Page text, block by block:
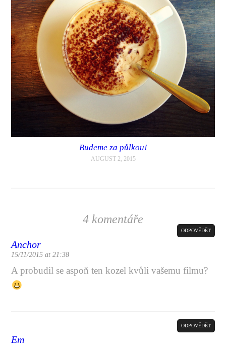
Budeme za půlkou!
AUGUST 2, 2015
4 komentáře
Anchor
15/11/2015 at 21:38
ODPOVĚDĚT
A probudil se aspoň ten kozel kvůli vašemu filmu?
Em
ODPOVĚDĚT